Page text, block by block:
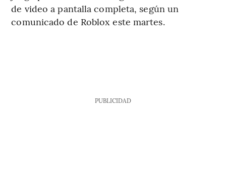
de video a pantalla completa, según un
comunicado de Roblox este martes.
PUBLICIDAD